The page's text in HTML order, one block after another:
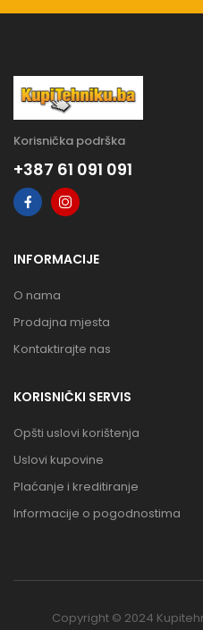
Korisnička podrška
+387 61 091 091
INFORMACIJE
O nama
Prodajna mjesta
Kontaktirajte nas
KORISNIČKI SERVIS
Opšti uslovi korištenja
Uslovi kupovine
Plaćanje i kreditiranje
Informacije o pogodnostima
Copyright © 2024